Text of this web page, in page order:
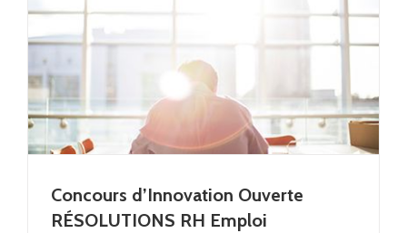
Concours d’Innovation Ouverte
RÉSOLUTIONS RH Emploi